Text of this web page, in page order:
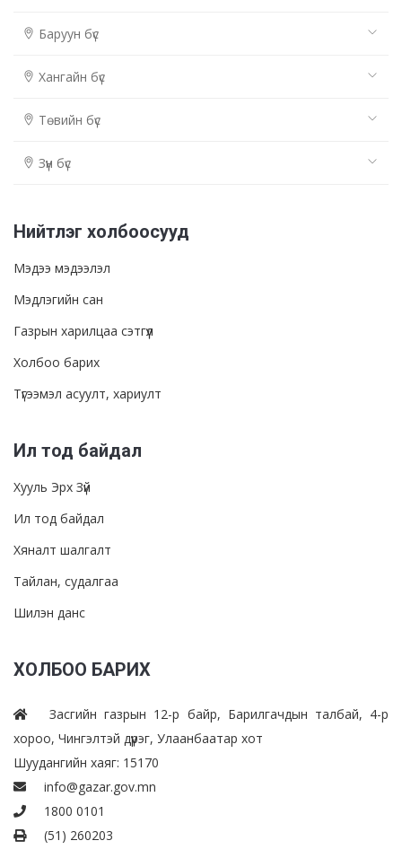
Баруун бүс
Хангайн бүс
Төвийн бүс
Зүүн бүс
Нийтлэг холбоосууд
Мэдээ мэдээлэл
Мэдлэгийн сан
Газрын харилцаа сэтгүүл
Холбоо барих
Түгээмэл асуулт, хариулт
Ил тод байдал
Хууль Эрх Зүй
Ил тод байдал
Хяналт шалгалт
Тайлан, судалгаа
Шилэн данс
ХОЛБОО БАРИХ
Засгийн газрын 12-р байр, Барилгачдын талбай, 4-р
хороо, Чингэлтэй дүүрэг, Улаанбаатар хот
Шуудангийн хаяг: 15170
info@gazar.gov.mn
1800 0101
(51) 260203